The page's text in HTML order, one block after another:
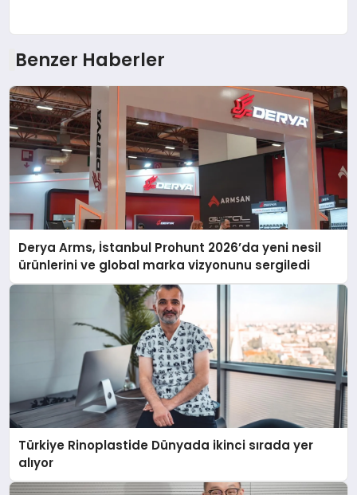
Benzer Haberler
Derya Arms, İstanbul Prohunt 2026’da yeni nesil
ürünlerini ve global marka vizyonunu sergiledi
Türkiye Rinoplastide Dünyada ikinci sırada yer
alıyor